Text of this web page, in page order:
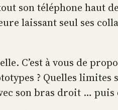
son téléphone haut
laissant seul ses
C’est à vous de
? Quelles
son bras droit …